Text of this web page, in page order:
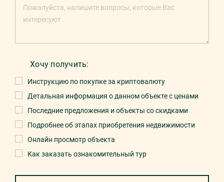
Хочу получить:
Инструкцию по покупке за криптовалюту
Детальная информация о данном объекте с ценами
Последние предложения и объекты со скидками
Подробнее об этапах приобретения недвижимости
Онлайн просмотр объекта
Как заказать ознакомительный тур